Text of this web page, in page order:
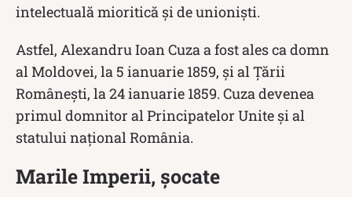
intelectuală mioritică și de unioniști.
Astfel, Alexandru Ioan Cuza a fost ales ca domn
al Moldovei, la 5 ianuarie 1859, și al Țării
Românești, la 24 ianuarie 1859. Cuza devenea
primul domnitor al Principatelor Unite și al
statului național România.
Marile Imperii, șocate